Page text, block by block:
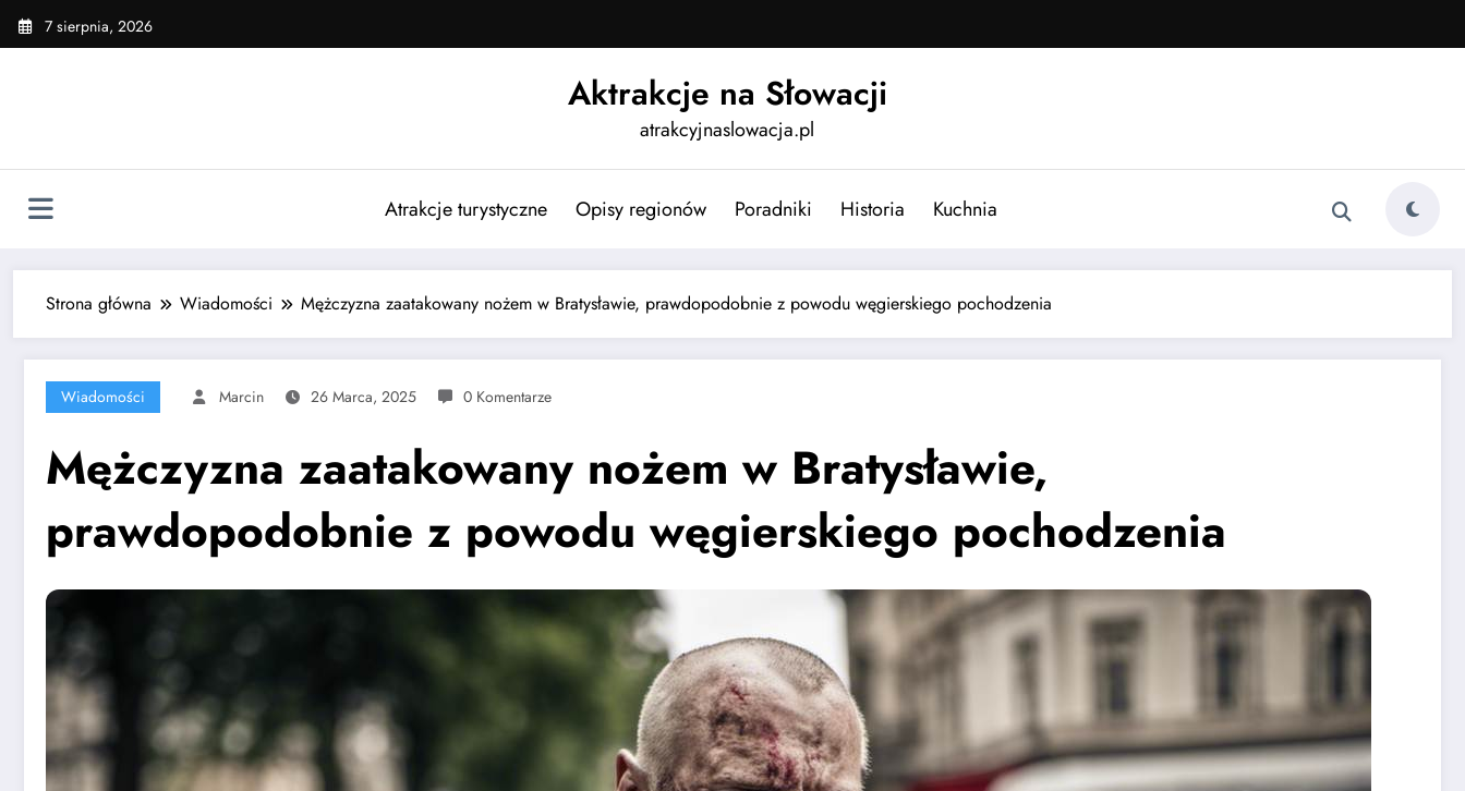
Skip
7 sierpnia, 2026
Aktrakcje na Słowacji
atrakcyjnaslowacja.pl
Atrakcje turystyczne Opisy regionów Poradniki Historia Kuchnia
Strona główna Wiadomości Mężczyzna zaatakowany nożem w Bratysławie, prawdopodobnie z powodu węgierskiego pochodzenia
Wiadomości Marcin 26 Marca, 2025 0 Komentarze
Mężczyzna zaatakowany nożem w Bratysławie,
prawdopodobnie z powodu węgierskiego pochodzenia